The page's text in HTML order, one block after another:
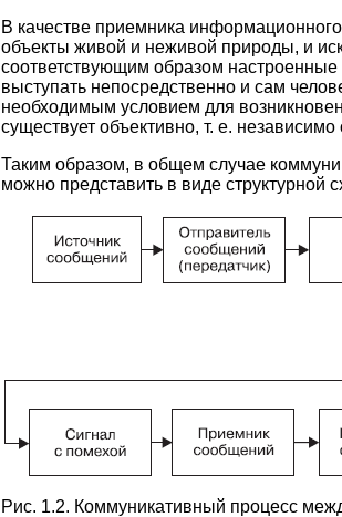
В качестве приемника
объекты живой и неживой природы, и
соответствующим образом
выступать непосредственно и сам
необходимым условием для
существует объективно, т. е.
Таким образом, в общем случае
можно представить в виде структурной
Рис. 1.2. Коммуникативный процесс